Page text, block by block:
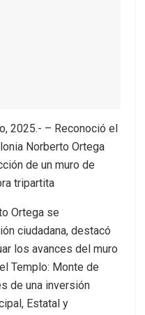
2025.- – Reconoció el
Norberto Ortega
de un muro de
tripartita
Ortega se
ciudadana, destacó
los avances del muro
Templo: Monte de
de una inversión
Estatal y